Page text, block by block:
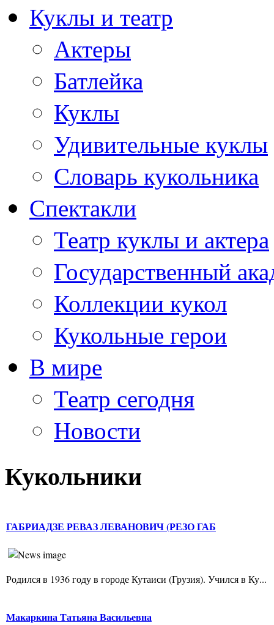
Куклы и театр
Актеры
Батлейка
Куклы
Удивительные куклы
Словарь кукольника
Спектакли
Театр куклы и актера
Государственный
Коллекции кукол
Кукольные герои
В мире
Театр сегодня
Новости
Кукольники
ГАБРИАДЗЕ РЕВАЗ ЛЕВАНОВИЧ (РЕЗО ГАБ
Родился в 1936 году в городе Кутаиси (Грузия). Учился в Ку...
Макаркина Татьяна Васильевна